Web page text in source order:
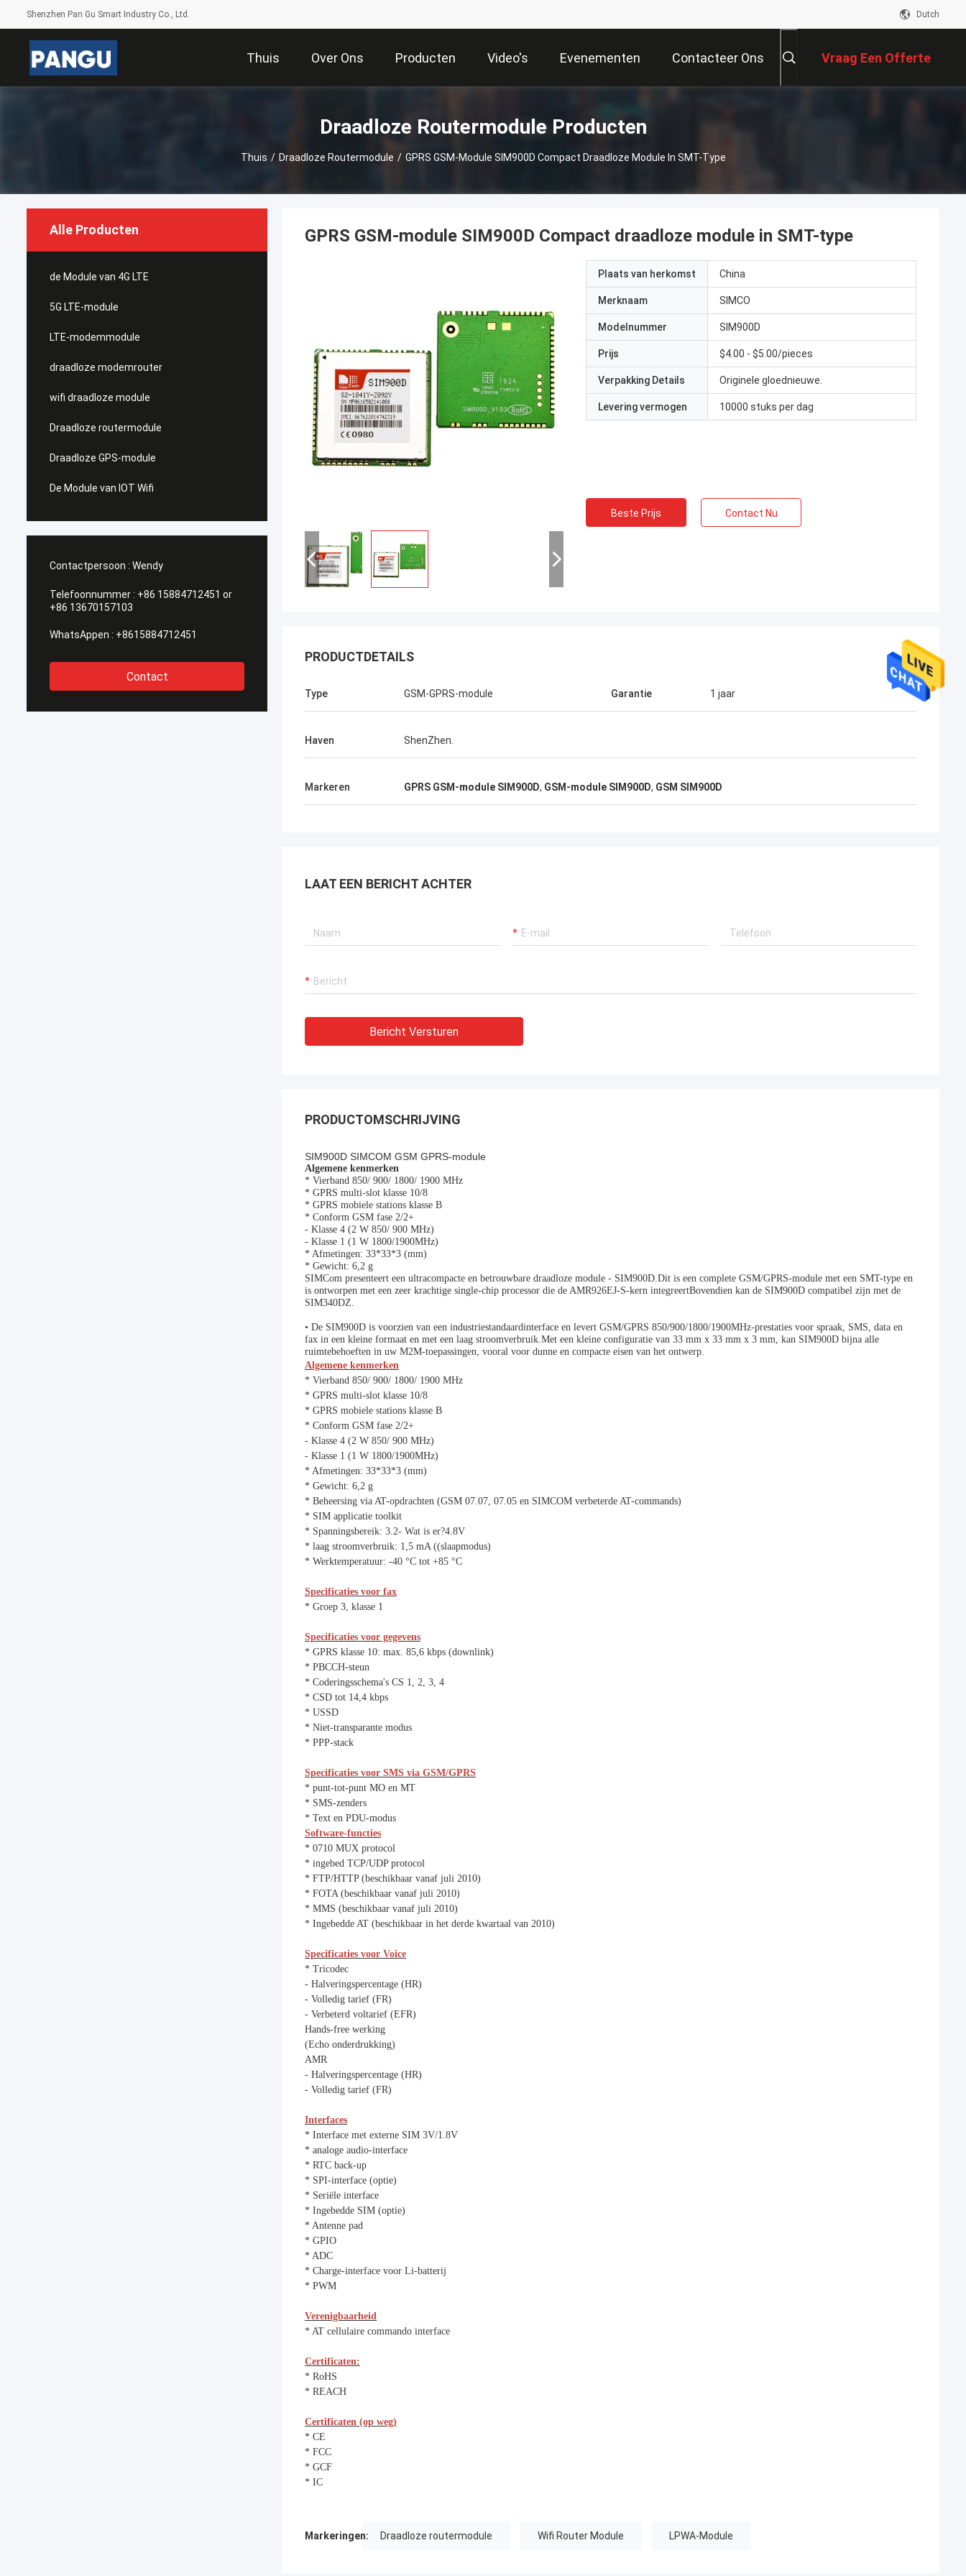
Shenzhen Pan Gu Smart Industry Co., Ltd. Dutch
Thuis Over Ons Producten Video's Evenementen Contacteer Ons Vraag Een Offerte
Draadloze Routermodule Producten
Thuis / Draadloze Routermodule / GPRS GSM-Module SIM900D Compact Draadloze Module In SMT-Type
Alle Producten
de Module van 4G LTE
5G LTE-module
LTE-modemmodule
draadloze modemrouter
wifi draadloze module
Draadloze routermodule
Draadloze GPS-module
De Module van IOT Wifi
Contactpersoon : Wendy
Telefoonnummer : +86 15884712451 or
+86 13670157103
WhatsAppen : +8615884712451
Contact
GPRS GSM-module SIM900D Compact draadloze module in SMT-type
Plaats van herkomst China
Merknaam SIMCO
Modelnummer SIM900D
Prijs $4.00 - $5.00/pieces
Verpakking Details Originele gloednieuwe.
Levering vermogen 10000 stuks per dag
Beste Prijs Contact Nu
PRODUCTDETAILS
Type GSM-GPRS-module Garantie 1 jaar
Haven ShenZhen.
Markeren GPRS GSM-module SIM900D, GSM-module SIM900D, GSM SIM900D
LAAT EEN BERICHT ACHTER
Bericht Versturen
PRODUCTOMSCHRIJVING
SIM900D SIMCOM GSM GPRS-module
Algemene kenmerken
* Vierband 850/ 900/ 1800/ 1900 MHz
* GPRS multi-slot klasse 10/8
* GPRS mobiele stations klasse B
* Conform GSM fase 2/2+
- Klasse 4 (2 W 850/ 900 MHz)
- Klasse 1 (1 W 1800/1900MHz)
* Afmetingen: 33*33*3 (mm)
* Gewicht: 6,2 g
SIMCom presenteert een ultracompacte en betrouwbare draadloze module - SIM900D.Dit is een complete GSM/GPRS-module met een SMT-type en
is ontworpen met een zeer krachtige single-chip processor die de AMR926EJ-S-kern integreertBovendien kan de SIM900D compatibel zijn met de
SIM340DZ.
• De SIM900D is voorzien van een industriestandaardinterface en levert GSM/GPRS 850/900/1800/1900MHz-prestaties voor spraak, SMS, data en
fax in een kleine formaat en met een laag stroomverbruik.Met een kleine configuratie van 33 mm x 33 mm x 3 mm, kan SIM900D bijna alle
ruimtebehoeften in uw M2M-toepassingen, vooral voor dunne en compacte eisen van het ontwerp.
Algemene kenmerken
* Vierband 850/ 900/ 1800/ 1900 MHz
* GPRS multi-slot klasse 10/8
* GPRS mobiele stations klasse B
* Conform GSM fase 2/2+
- Klasse 4 (2 W 850/ 900 MHz)
- Klasse 1 (1 W 1800/1900MHz)
* Afmetingen: 33*33*3 (mm)
* Gewicht: 6,2 g
* Beheersing via AT-opdrachten (GSM 07.07, 07.05 en SIMCOM verbeterde AT-commands)
* SIM applicatie toolkit
* Spanningsbereik: 3.2- Wat is er?4.8V
* laag stroomverbruik: 1,5 mA ((slaapmodus)
* Werktemperatuur: -40 °C tot +85 °C
Specificaties voor fax
* Groep 3, klasse 1
Specificaties voor gegevens
* GPRS klasse 10: max. 85,6 kbps (downlink)
* PBCCH-steun
* Coderingsschema's CS 1, 2, 3, 4
* CSD tot 14,4 kbps
* USSD
* Niet-transparante modus
* PPP-stack
Specificaties voor SMS via GSM/GPRS
* punt-tot-punt MO en MT
* SMS-zenders
* Text en PDU-modus
Software-functies
* 0710 MUX protocol
* ingebed TCP/UDP protocol
* FTP/HTTP (beschikbaar vanaf juli 2010)
* FOTA (beschikbaar vanaf juli 2010)
* MMS (beschikbaar vanaf juli 2010)
* Ingebedde AT (beschikbaar in het derde kwartaal van 2010)
Specificaties voor Voice
* Tricodec
- Halveringspercentage (HR)
- Volledig tarief (FR)
- Verbeterd voltarief (EFR)
Hands-free werking
(Echo onderdrukking)
AMR
- Halveringspercentage (HR)
- Volledig tarief (FR)
Interfaces
* Interface met externe SIM 3V/1.8V
* analoge audio-interface
* RTC back-up
* SPI-interface (optie)
* Seriële interface
* Ingebedde SIM (optie)
* Antenne pad
* GPIO
* ADC
* Charge-interface voor Li-batterij
* PWM
Verenigbaarheid
* AT cellulaire commando interface
Certificaten:
* RoHS
* REACH
Certificaten (op weg)
* CE
* FCC
* GCF
* IC
Markeringen: Draadloze routermodule Wifi Router Module LPWA-Module